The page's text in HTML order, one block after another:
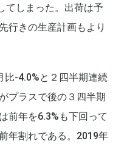
てしまった。出荷は予
行きの生産計画もより
比-4.0%と２四半期連続
プラスで後の３四半期
前年を6.3%も下回って
年割れである。2019年